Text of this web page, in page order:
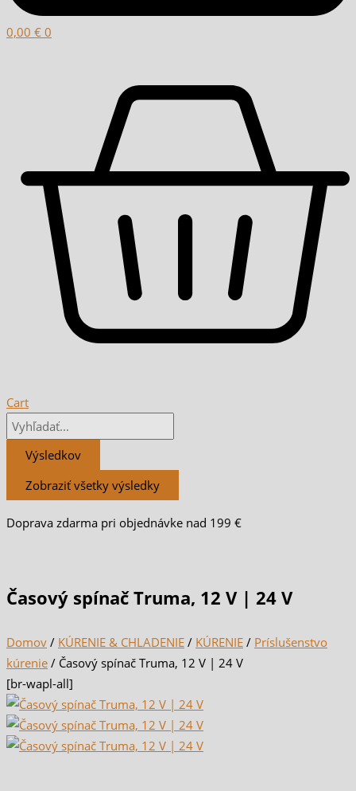
0,00 € 0
Cart
Výsledkov
Zobraziť všetky výsledky
Doprava zdarma pri objednávke nad 199 €
Časový spínač Truma, 12 V | 24 V
Domov / KÚRENIE & CHLADENIE / KÚRENIE / Príslušenstvo
kúrenie / Časový spínač Truma, 12 V | 24 V
[br-wapl-all]